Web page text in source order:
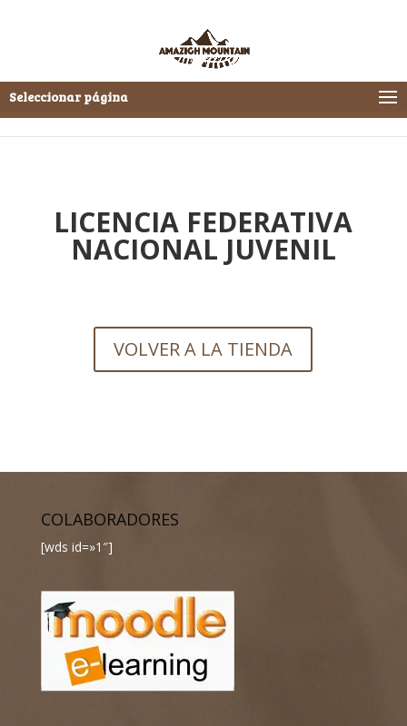
Seleccionar página
LICENCIA FEDERATIVA
NACIONAL JUVENIL
VOLVER A LA TIENDA
COLABORADORES
[wds id=»1″]